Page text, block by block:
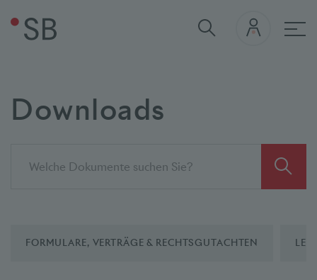
Downloads
FORMULARE, VERTRÄGE & RECHTSGUTACHTEN